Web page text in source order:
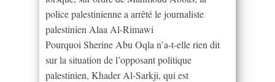
police palestinienne a arrêté le journaliste
palestinien Alaa Al-Rimawi
Pourquoi Sherine Abu Oqla n’a-t-elle rien dit
sur la situation de l’opposant politique
palestinien, Khader Al-Sarkji, qui est